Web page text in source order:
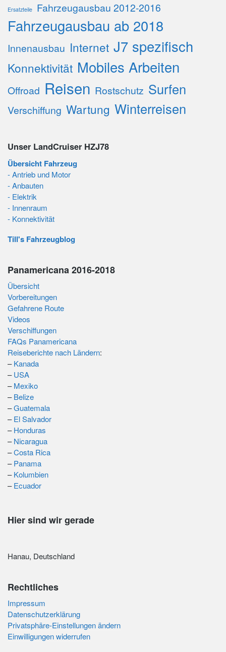
Ersatzteile Fahrzeugausbau 2012-2016
Fahrzeugausbau ab 2018
Innenausbau Internet J7 spezifisch
Konnektivität Mobiles Arbeiten
Offroad Reisen Rostschutz Surfen
Verschiffung Wartung Winterreisen
Unser LandCruiser HZJ78
Übersicht Fahrzeug
- Antrieb und Motor
- Anbauten
- Elektrik
- Innenraum
- Konnektivität
Till's Fahrzeugblog
Panamericana 2016-2018
Übersicht
Vorbereitungen
Gefahrene Route
Videos
Verschiffungen
FAQs Panamericana
Reiseberichte nach Ländern:
–Kanada
–USA
–Mexiko
–Belize
–Guatemala
–El Salvador
–Honduras
–Nicaragua
–Costa Rica
–Panama
–Kolumbien
–Ecuador
Hier sind wir gerade
Hanau, Deutschland
Rechtliches
Impressum
Datenschutzerklärung
Privatsphäre-Einstellungen ändern
Einwilligungen widerrufen